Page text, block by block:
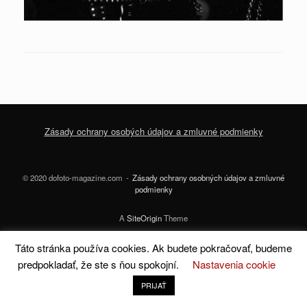
Zásady ochrany osobých údajov a zmluvné podmienky
© 2020 dofoto-magazine.com
Zásady ochrany osobných údajov a zmluvné
podmienky
A SiteOriginTheme
Táto stránka používa cookies. Ak budete pokračovať, budeme
predpokladať, že ste s ňou spokojní.
Nastavenia cookie
PRIJAŤ